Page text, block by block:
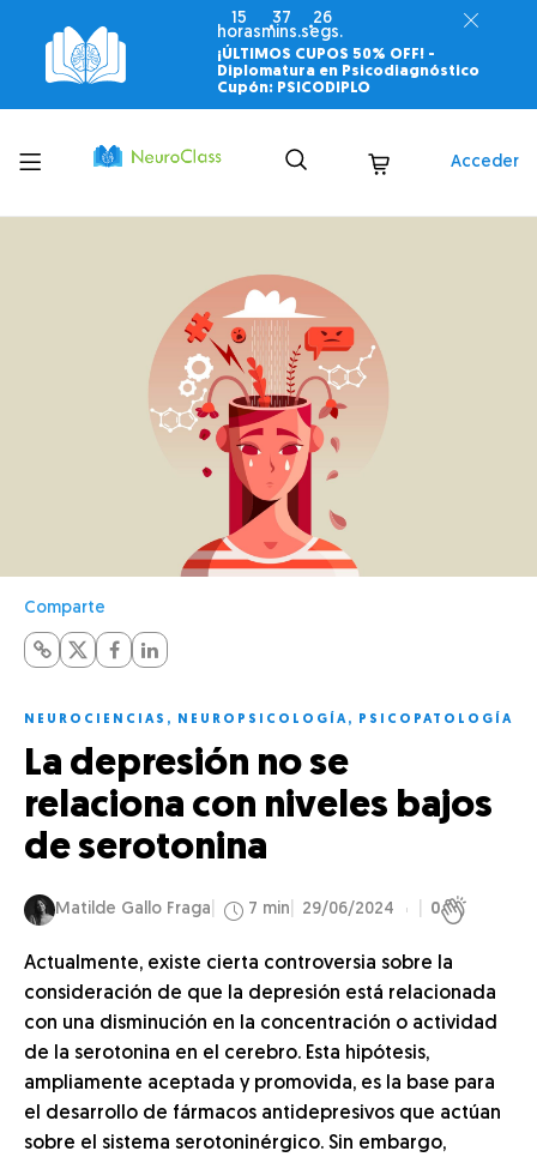
15
horas
37
mins.
25
segs.
¡ÚLTIMOS CUPOS 50% OFF! -
Diplomatura en Psicodiagnóstico
Cupón: PSICODIPLO
Toggle
menu
Acceder
Comparte
NEUROCIENCIAS , NEUROPSICOLOGÍA, PSICOPATOLOGÍA
La depresión no se
relaciona con niveles bajos
de serotonina
Matilde Gallo Fraga 7 min 29/06/2024 0
Actualmente, existe cierta controversia sobre la
consideración de que la depresión está relacionada
con una disminución en la concentración o actividad
de la serotonina en el cerebro. Esta hipótesis,
ampliamente aceptada y promovida, es la base para
el desarrollo de fármacos antidepresivos que actúan
sobre el sistema serotoninérgico. Sin embargo,